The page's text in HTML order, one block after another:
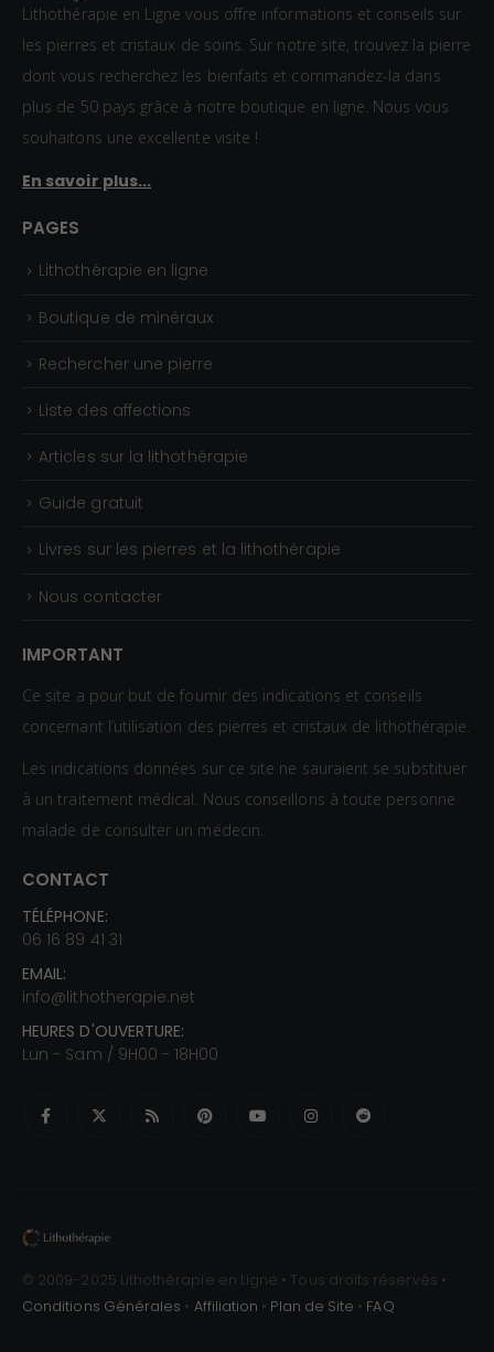
Lithothérapie en Ligne vous offre informations et conseils sur
les pierres et cristaux de soins. Sur notre site, trouvez la pierre
dont vous recherchez les bienfaits et commandez-la dans
plus de 50 pays grâce à notre boutique en ligne. Nous vous
souhaitons une excellente visite !
En savoir plus...
PAGES
Lithothérapie en ligne
Boutique de minéraux
Rechercher une pierre
Liste des affections
Articles sur la lithothérapie
Guide gratuit
Livres sur les pierres et la lithothérapie
Nous contacter
IMPORTANT
Ce site a pour but de fournir des indications et conseils
concernant l’utilisation des pierres et cristaux de lithothérapie.
Les indications données sur ce site ne sauraient se substituer
à un traitement médical. Nous conseillons à toute personne
malade de consulter un médecin.
CONTACT
TÉLÉPHONE:
06 16 89 41 31
EMAIL:
info@lithotherapie.net
HEURES D'OUVERTURE:
Lun - Sam / 9H00 - 18H00
© 2009-2025 Lithothérapie en Ligne • Tous droits réservés •
Conditions Générales • Affiliation • Plan de Site • FAQ